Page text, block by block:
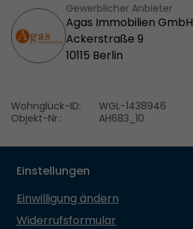
Gewerblicher Anbieter
Agas Immobilien GmbH
Ackerstraße 9
10115 Berlin
Wohnglück-ID:
Objekt-Nr.:
WGL-1438946
AH683_10
Einstellungen
Einwilligung ändern
Widerrufsformular